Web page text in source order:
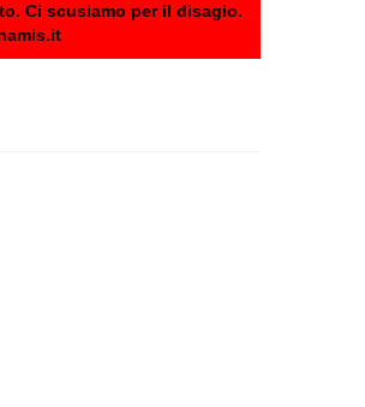
Ci scusiamo per il disagio.